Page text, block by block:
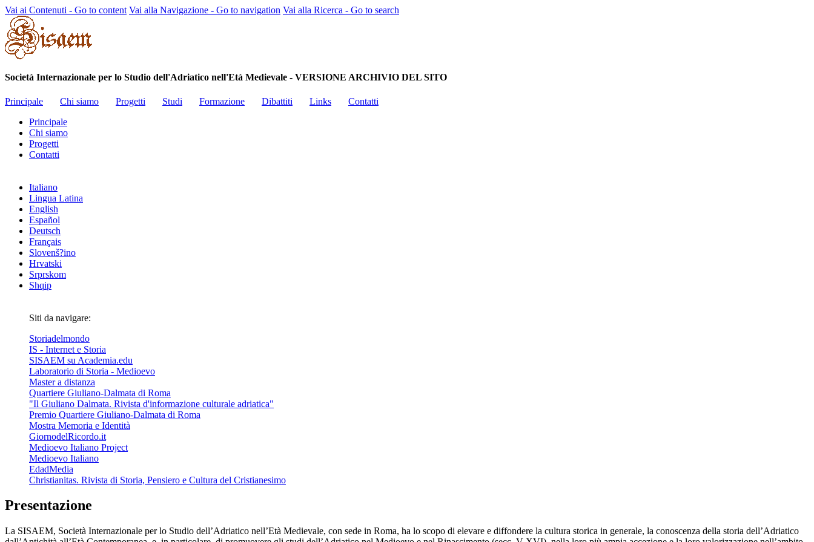
Vai ai Contenuti - Go to content Vai alla Navigazione - Go to navigation Vai alla Ricerca - Go to search
Società Internazionale per lo Studio dell'Adriatico nell'Età Medievale - VERSIONE ARCHIVIO DEL SITO
Principale Chi siamo Progetti Studi Formazione Dibattiti Links
Contatti
Principale
Chi siamo
Progetti
Contatti
Italiano
Lingua Latina
English
Español
Deutsch
Français
Slovenš?ino
Hrvatski
Srprskom
Shqip
Siti da navigare:
Storiadelmondo
IS - Internet e Storia
SISAEM su Academia.edu
Laboratorio di Storia - Medioevo
Master a distanza
Quartiere Giuliano-Dalmata di Roma
"Il Giuliano Dalmata. Rivista d'informazione culturale adriatica"
Premio Quartiere Giuliano-Dalmata di Roma
Mostra Memoria e Identità
GiornodelRicordo.it
Medioevo Italiano Project
Medioevo Italiano
EdadMedia
Christianitas. Rivista di Storia, Pensiero e Cultura del Cristianesimo
Presentazione
La SISAEM, Società Internazionale per lo Studio dell’Adriatico nell’Età Medievale, con sede in Roma, ha lo scopo di elevare e diffondere la cultura storica in generale, la conoscenza della storia dell’Adriatico